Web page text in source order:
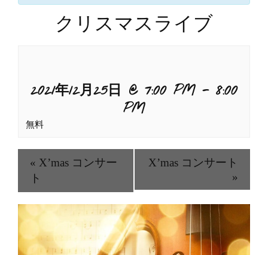
クリスマスライブ
2021年12月25日 @ 7:00 PM- 8:00
PM
無料
« X’mas コンサー
ト
X’mas コンサート
»